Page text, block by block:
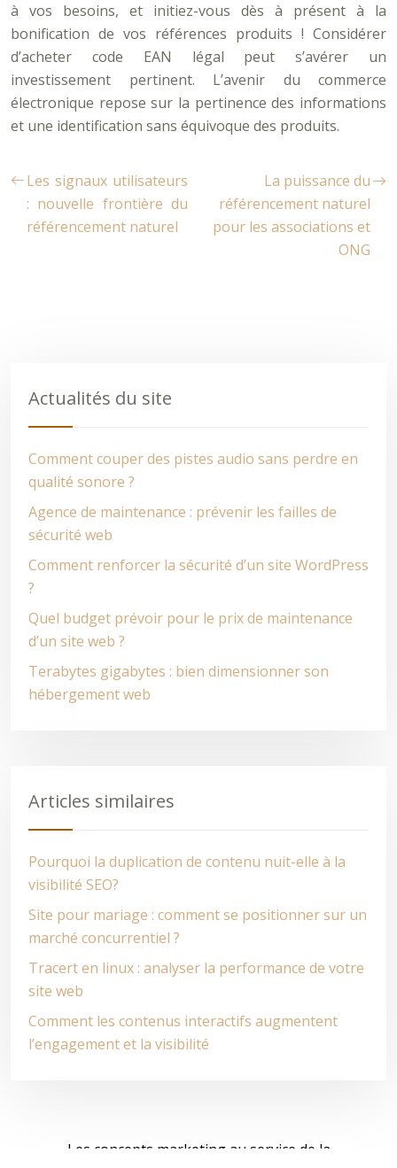
à vos besoins, et initiez-vous dès à présent à la
bonification de vos références produits ! Considérer
d’acheter code EAN légal peut s’avérer un
investissement pertinent. L’avenir du commerce
électronique repose sur la pertinence des informations
et une identification sans équivoque des produits.
Les signaux utilisateurs
: nouvelle frontière du
référencement naturel
La puissance du
référencement naturel
pour les associations et
ONG
Actualités du site
Comment couper des pistes audio sans perdre en
qualité sonore ?
Agence de maintenance : prévenir les failles de
sécurité web
Comment renforcer la sécurité d’un site WordPress
?
Quel budget prévoir pour le prix de maintenance
d’un site web ?
Terabytes gigabytes : bien dimensionner son
hébergement web
Articles similaires
Pourquoi la duplication de contenu nuit-elle à la
visibilité SEO?
Site pour mariage : comment se positionner sur un
marché concurrentiel ?
Tracert en linux : analyser la performance de votre
site web
Comment les contenus interactifs augmentent
l’engagement et la visibilité
Les concepts marketing au service de la